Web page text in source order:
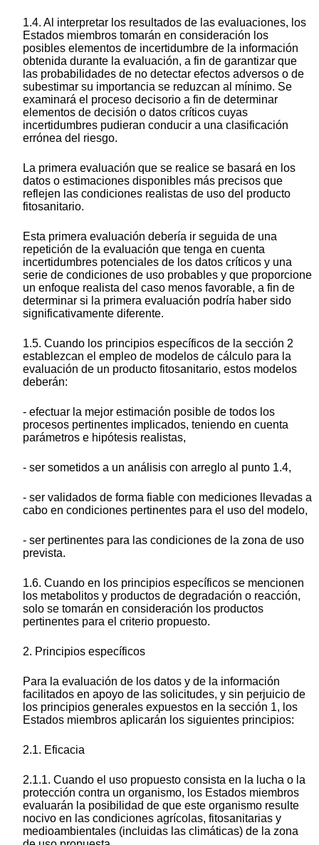
1.4. Al interpretar los resultados de las evaluaciones, los
Estados miembros tomarán en consideración los
posibles elementos de incertidumbre de la información
obtenida durante la evaluación, a fin de garantizar que
las probabilidades de no detectar efectos adversos o de
subestimar su importancia se reduzcan al mínimo. Se
examinará el proceso decisorio a fin de determinar
elementos de decisión o datos críticos cuyas
incertidumbres pudieran conducir a una clasificación
errónea del riesgo.
La primera evaluación que se realice se basará en los
datos o estimaciones disponibles más precisos que
reflejen las condiciones realistas de uso del producto
fitosanitario.
Esta primera evaluación debería ir seguida de una
repetición de la evaluación que tenga en cuenta
incertidumbres potenciales de los datos críticos y una
serie de condiciones de uso probables y que proporcione
un enfoque realista del caso menos favorable, a fin de
determinar si la primera evaluación podría haber sido
significativamente diferente.
1.5. Cuando los principios específicos de la sección 2
establezcan el empleo de modelos de cálculo para la
evaluación de un producto fitosanitario, estos modelos
deberán:
- efectuar la mejor estimación posible de todos los
procesos pertinentes implicados, teniendo en cuenta
parámetros e hipótesis realistas,
- ser sometidos a un análisis con arreglo al punto 1.4,
- ser validados de forma fiable con mediciones llevadas a
cabo en condiciones pertinentes para el uso del modelo,
- ser pertinentes para las condiciones de la zona de uso
prevista.
1.6. Cuando en los principios específicos se mencionen
los metabolitos y productos de degradación o reacción,
solo se tomarán en consideración los productos
pertinentes para el criterio propuesto.
2. Principios específicos
Para la evaluación de los datos y de la información
facilitados en apoyo de las solicitudes, y sin perjuicio de
los principios generales expuestos en la sección 1, los
Estados miembros aplicarán los siguientes principios:
2.1. Eficacia
2.1.1. Cuando el uso propuesto consista en la lucha o la
protección contra un organismo, los Estados miembros
evaluarán la posibilidad de que este organismo resulte
nocivo en las condiciones agrícolas, fitosanitarias y
medioambientales (incluidas las climáticas) de la zona